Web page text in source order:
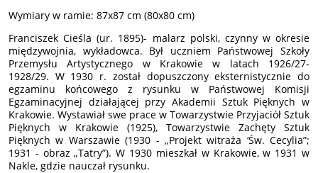
Wymiary w ramie: 87x87 cm (80x80 cm)
Franciszek Cieśla (ur. 1895)- malarz polski, czynny w okresie
międzywojnia, wykładowca. Był uczniem Państwowej Szkoły
Przemysłu Artystycznego w Krakowie w latach 1926/27-
1928/29. W 1930 r. został dopuszczony eksternistycznie do
egzaminu końcowego z rysunku w Państwowej Komisji
Egzaminacyjnej działającej przy Akademii Sztuk Pięknych w
Krakowie. Wystawiał swe prace w Towarzystwie Przyjaciół Sztuk
Pięknych w Krakowie (1925), Towarzystwie Zachęty Sztuk
Pięknych w Warszawie (1930 - „Projekt witraża ‘Św. Cecylia”;
1931 - obraz „Tatry”). W 1930 mieszkał w Krakowie, w 1931 w
Nakle, gdzie nauczał rysunku.